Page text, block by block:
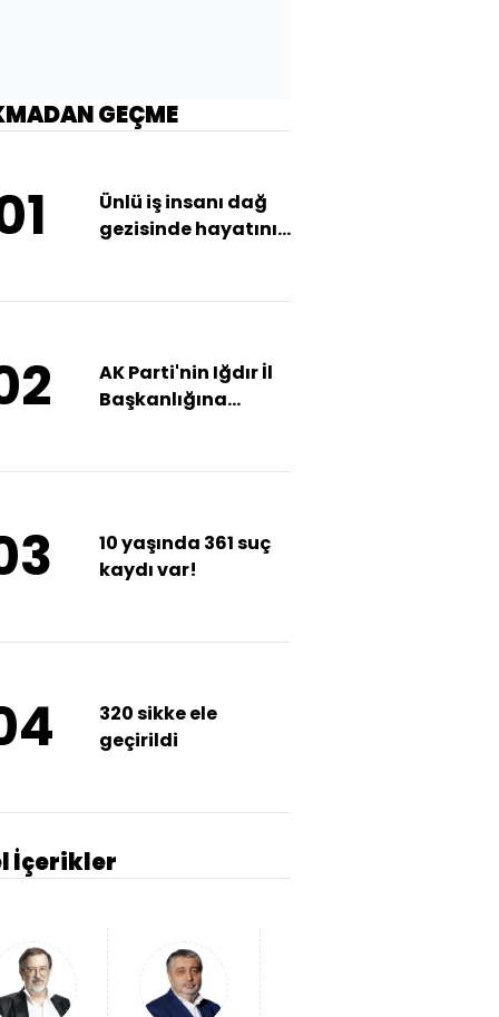
İçerikler
GEÇME
Ünlü iş insanı dağ
gezisinde hayatını
AK Parti'nin Iğdır İl
Başkanlığına
10 yaşında 361 suç
kaydı var!
320 sikke ele
geçirildi